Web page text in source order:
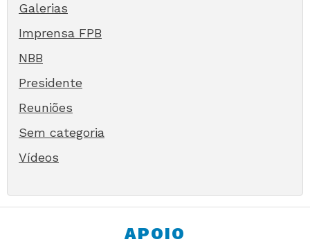
Galerias
Imprensa FPB
NBB
Presidente
Reuniões
Sem categoria
Vídeos
APOIO